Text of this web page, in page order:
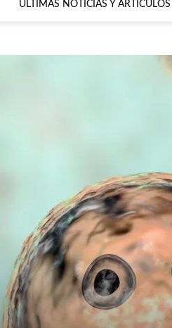
ÚLTIMAS NOTICIAS Y ARTÍCULOS